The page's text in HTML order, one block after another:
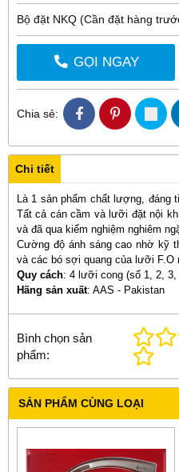
Bộ đặt NKQ (Cần đặt hàng
GỌI NGAY
Chia sẻ:
Chi tiết
Là 1 sản phẩm chất lượng, đáng
Tất cả cán cầm và lưỡi đặt nội
và đã qua kiểm nghiệm nghiêm
Cường độ ánh sáng cao nhờ kỹ
và các bó sợi quang của lưỡi F.O
Quy cách: 4 lưỡi cong (số 1, 2, 3,
Hãng sản xuất: AAS - Pakistan
Bình chọn sản
phẩm:
SẢN PHẨM CÙNG LOẠI